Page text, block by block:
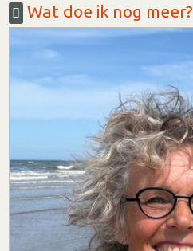
Wat doe ik nog meer?